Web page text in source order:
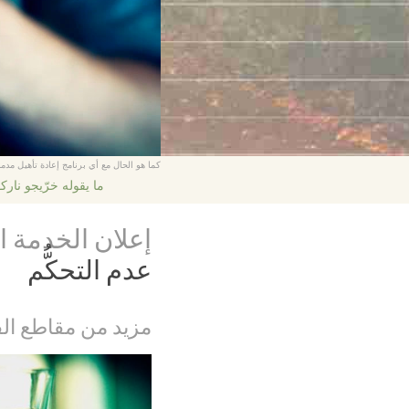
كما هو الحال مع أي برنامج إعادة تأهيل
ما يقوله خرّيجو
إعلان الخدمة
عدم التحكُّم
مزيد من مقاطع